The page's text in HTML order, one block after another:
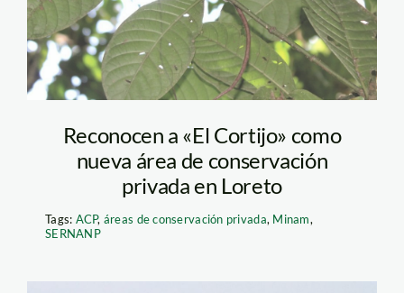
Reconocen a «El Cortijo» como
nueva área de conservación
privada en Loreto
Tags: ACP, áreas de conservación privada, Minam,
SERNANP